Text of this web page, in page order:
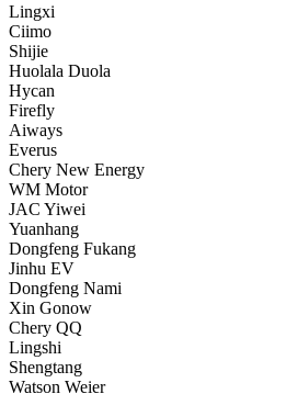
Lingxi
Ciimo
Shijie
Huolala Duola
Hycan
Firefly
Aiways
Everus
Chery New Energy
WM Motor
JAC Yiwei
Yuanhang
Dongfeng Fukang
Jinhu EV
Dongfeng Nami
Xin Gonow
Chery QQ
Lingshi
Shengtang
Watson Weier